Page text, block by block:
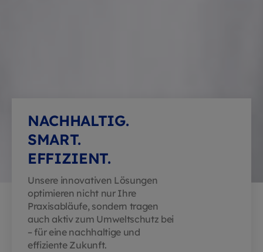
NACHHALTIG.
SMART.
EFFIZIENT.
Unsere innovativen Lösungen
optimieren nicht nur Ihre
Praxisabläufe, sondern tragen
auch aktiv zum Umweltschutz bei
– für eine nachhaltige und
effiziente Zukunft.